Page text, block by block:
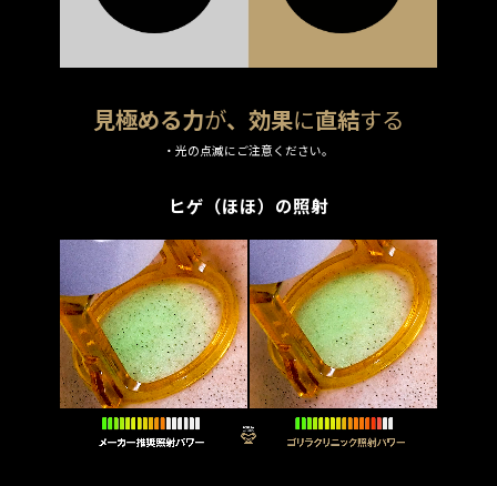
見極める力が、効果に直結する
・光の点滅にご注意ください。
ヒゲ（ほほ）の照射